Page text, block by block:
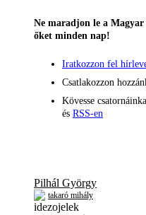
Ne maradjon le a
őket minden nap!
Iratkozzon fel
Csatlakozzon
Kövesse
és RSS-en
Pilhál György
takaró mihály